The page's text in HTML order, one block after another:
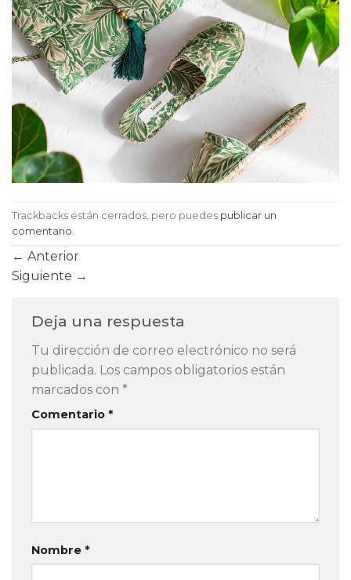
Trackbacks están cerrados, pero puedes publicar un
comentario
← Anterior
Siguiente →
Deja una respuesta
Tu dirección de correo electrónico no será
publicada. Los campos obligatorios están
marcados con *
Comentario *
Nombre *